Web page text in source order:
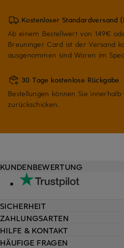
Kostenloser Standardversand
Ab einem Bestellwert von 149€
Breuninger Card ist der Versand
ausgenommen sind Waren im
30 Tage kostenlose Rückgabe
Bestellungen können Sie
zurückschicken.
HILFE & KONTAKT
HÄUFIGE FRAGEN
KUNDENBEWERTUNG
SICHERHEIT
ZAHLUNGSARTEN